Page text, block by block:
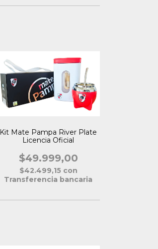
Kit Mate Pampa River Plate
Licencia Oficial
$49.999,00
$42.499,15 con
Transferencia bancaria